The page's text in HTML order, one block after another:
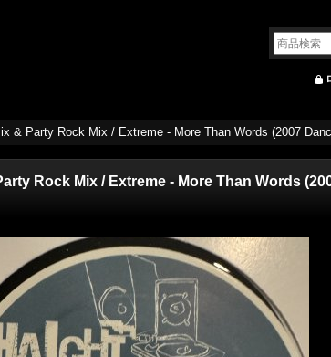
& Party Rock Mix / Extreme - More Than Words (2007
Rock Mix / Extreme - More Than Words